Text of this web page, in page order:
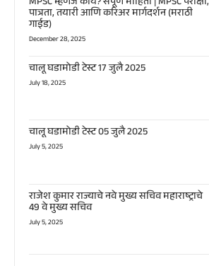
पात्रता, तयारी आणि करिअर मार्गदर्शन (मराठी
गाईड)
December 28, 2025
चालू घडामोडी टेस्ट 17 जुलै 2025
July 18, 2025
चालू घडामोडी टेस्ट 05 जुलै 2025
July 5, 2025
राजेश कुमार राज्याचे नवे मुख्य सचिव महाराष्ट्राचे
49 वे मुख्य सचिव
July 5, 2025